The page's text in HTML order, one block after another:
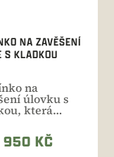
NA ZAVĚŠENÍ
S KLADKOU
na
úlovku s
která
snižuje
námahu....
950 KČ